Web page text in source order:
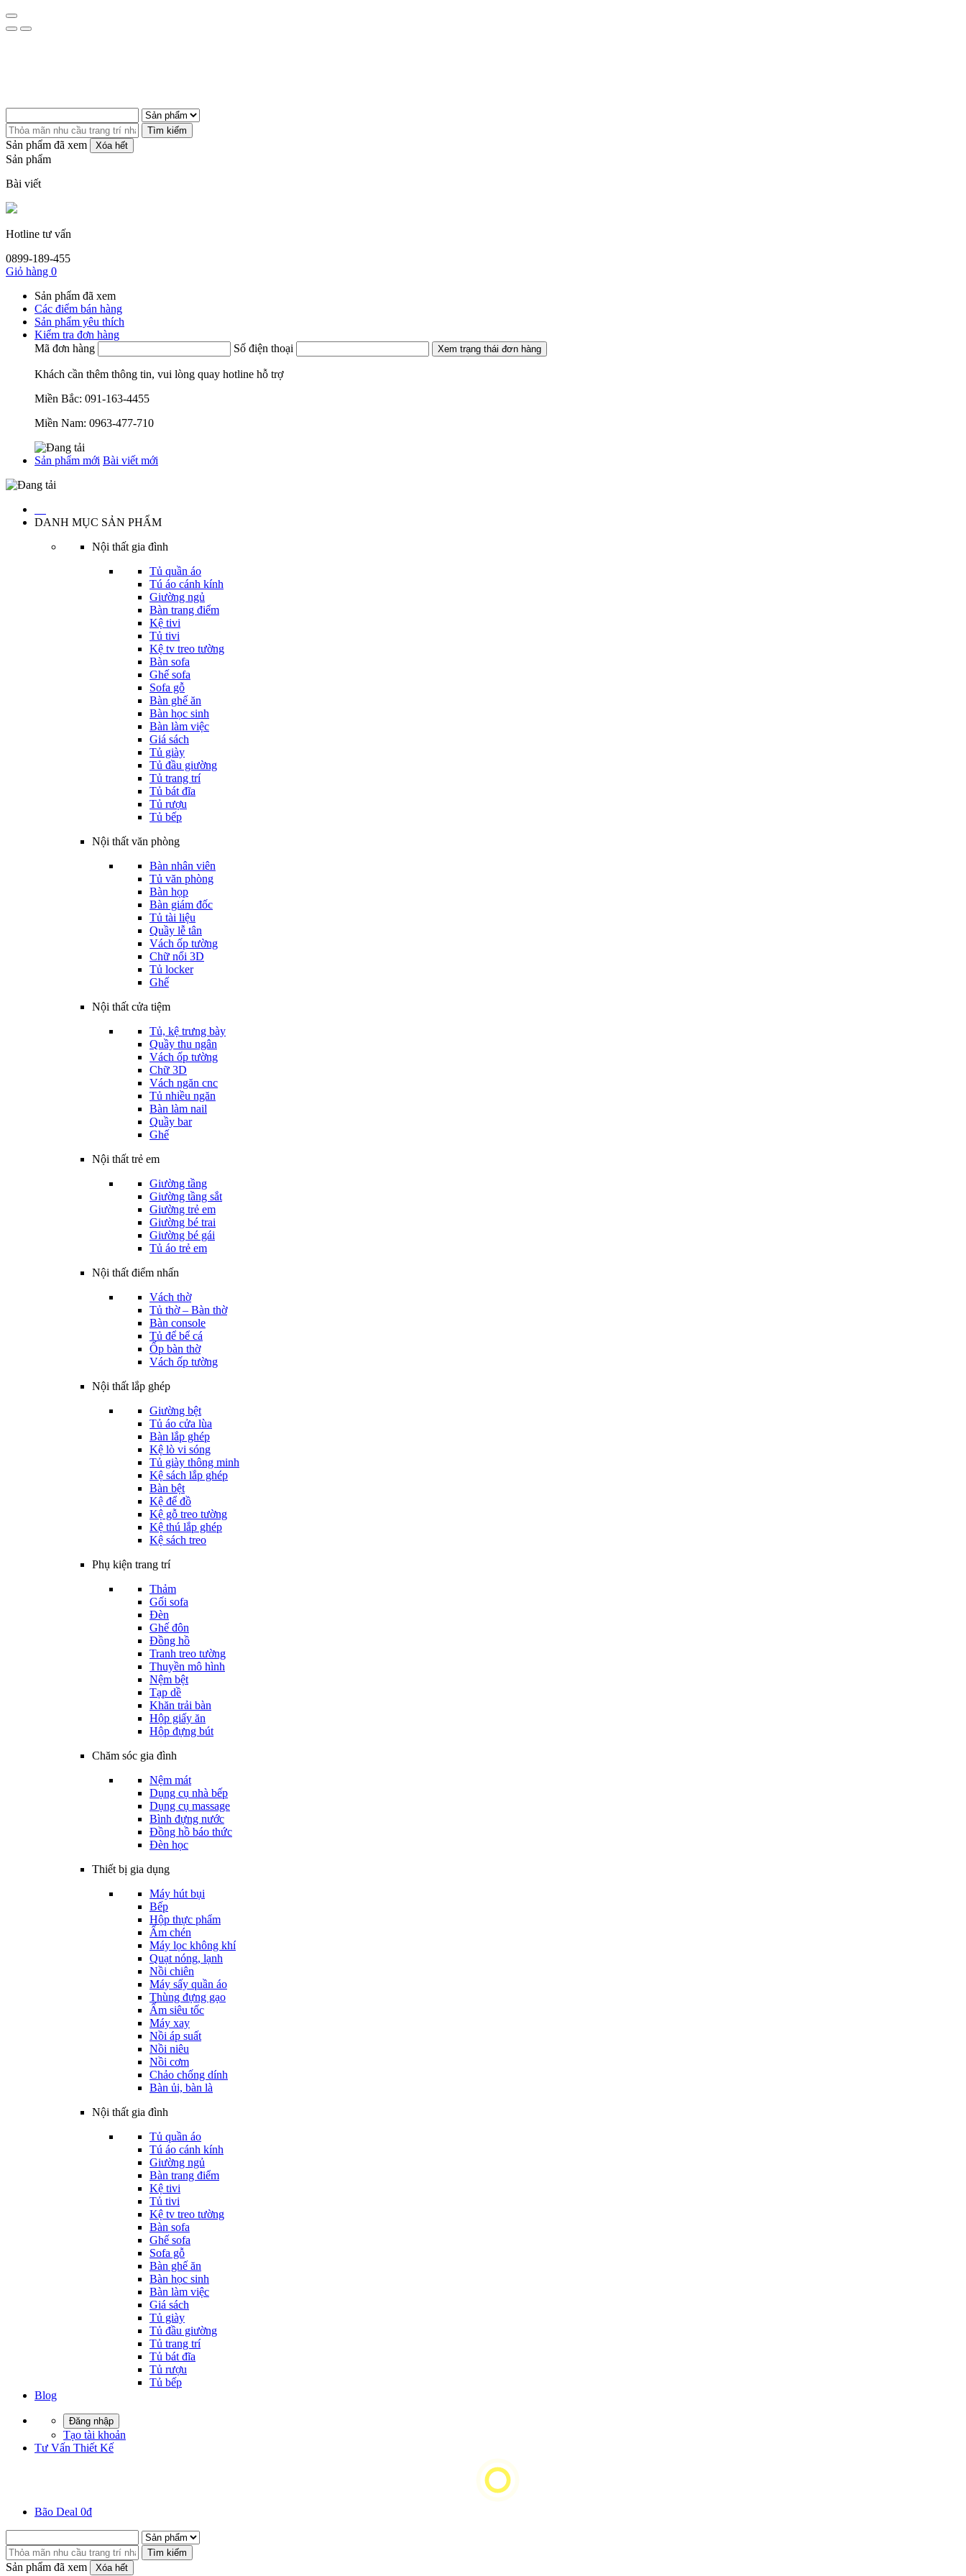
Tìm kiếm
Sản phẩm đã xem Xóa hết
Sản phẩm
Bài viết
Hotline tư vấn
0899-189-455
Giỏ hàng 0
Sản phẩm đã xem
Các điểm bán hàng
Sản phẩm yêu thích
Kiểm tra đơn hàng
Mã đơn hàng
Số điện thoại Xem trạng thái đơn hàng
Khách cần thêm thông tin, vui lòng quay hotline hỗ trợ
Miền Bắc: 091-163-4455
Miền Nam: 0963-477-710
Sản phẩm mới Bài viết mới
DANH MỤC SẢN PHẨM
Nội thất gia đình
Tủ quần áo
Tú áo cánh kính
Giường ngủ
Bàn trang điểm
Kệ tivi
Tủ tivi
Kệ tv treo tường
Bàn sofa
Ghế sofa
Sofa gỗ
Bàn ghế ăn
Bàn học sinh
Bàn làm việc
Giá sách
Tủ giày
Tủ đầu giường
Tủ trang trí
Tủ bát đĩa
Tủ rượu
Tủ bếp
Nội thất văn phòng
Bàn nhân viên
Tủ văn phòng
Bàn họp
Bàn giám đốc
Tủ tài liệu
Quầy lễ tân
Vách ốp tường
Chữ nổi 3D
Tủ locker
Ghế
Nội thất cửa tiệm
Tủ, kệ trưng bày
Quầy thu ngân
Vách ốp tường
Chữ 3D
Vách ngăn cnc
Tủ nhiều ngăn
Bàn làm nail
Quầy bar
Ghế
Nội thất trẻ em
Giường tầng
Giường tầng sắt
Giường trẻ em
Giường bé trai
Giường bé gái
Tủ áo trẻ em
Nội thất điểm nhấn
Vách thờ
Tủ thờ – Bàn thờ
Bàn console
Tủ để bể cá
Ốp bàn thờ
Vách ốp tường
Nội thất lắp ghép
Giường bệt
Tủ áo cửa lùa
Bàn lắp ghép
Kệ lò vi sóng
Tủ giày thông minh
Kệ sách lắp ghép
Bàn bệt
Kệ để đồ
Kệ gỗ treo tường
Kệ thú lắp ghép
Kệ sách treo
Phụ kiện trang trí
Thảm
Gối sofa
Đèn
Ghế đôn
Đồng hồ
Tranh treo tường
Thuyền mô hình
Nệm bệt
Tạp dề
Khăn trải bàn
Hộp giấy ăn
Hộp đựng bút
Chăm sóc gia đình
Nệm mát
Dụng cụ nhà bếp
Dụng cụ massage
Bình đựng nước
Đồng hồ báo thức
Đèn học
Thiết bị gia dụng
Máy hút bụi
Bếp
Hộp thực phẩm
Ấm chén
Máy lọc không khí
Quạt nóng, lạnh
Nồi chiên
Máy sấy quần áo
Thùng đựng gạo
Ấm siêu tốc
Máy xay
Nồi áp suất
Nồi niêu
Nồi cơm
Chảo chống dính
Bàn ủi, bàn là
Nội thất gia đình
Tủ quần áo
Tú áo cánh kính
Giường ngủ
Bàn trang điểm
Kệ tivi
Tủ tivi
Kệ tv treo tường
Bàn sofa
Ghế sofa
Sofa gỗ
Bàn ghế ăn
Bàn học sinh
Bàn làm việc
Giá sách
Tủ giày
Tủ đầu giường
Tủ trang trí
Tủ bát đĩa
Tủ rượu
Tủ bếp
Blog
Đăng nhập
Tạo tài khoản
Tư Vấn Thiết Kế
Bão Deal 0đ
Tìm kiếm
Sản phẩm đã xem Xóa hết